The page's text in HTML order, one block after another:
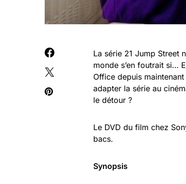
La série 21 Jump Street
monde s’en foutrait si…
Office depuis
adapter la série au
le détour ?
Le DVD du film chez
bacs.
Synopsis